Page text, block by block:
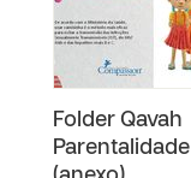
Folder Qavah
Parentalidade